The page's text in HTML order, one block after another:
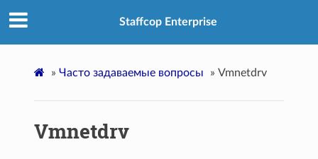
Staffcop Enterprise
» Часто задаваемые вопросы » Vmnetdrv
Vmnetdrv